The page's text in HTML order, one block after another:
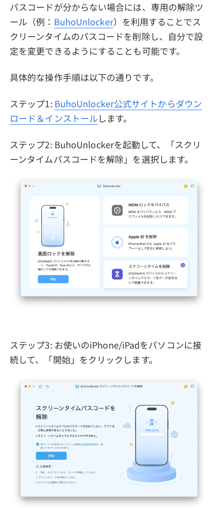
パスコードが分からない場合には、専用の解除ツ
ール（例： BuhoUnlocker）を利用することでス
クリーンタイムのパスコードを削除し、自分で設
定を変更できるようにすることも可能です。
具体的な操作手順は以下の通りです。
ステップ1: BuhoUnlocker公式サイトからダウン
ロード＆インストールします。
ステップ2: BuhoUnlockerを起動して、「スクリ
ーンタイムパスコードを解除」を選択します。
ステップ3: お使いのiPhone/iPadをパソコンに接
続して、「開始」をクリックします。